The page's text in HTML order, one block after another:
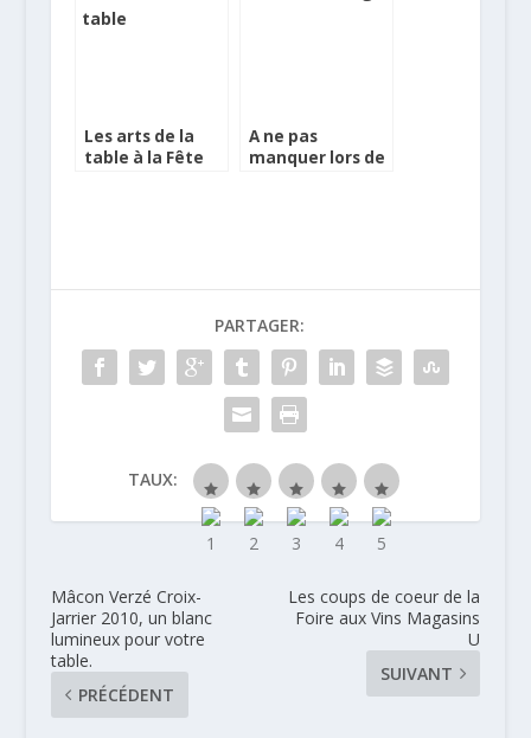
Les arts de la
table à la Fête
A ne pas
manquer lors de
PARTAGER:
TAUX:
Mâcon Verzé Croix-
Jarrier 2010, un blanc
lumineux pour votre
table.
PRÉCÉDENT
Les coups de coeur de la
Foire aux Vins Magasins
U
SUIVANT